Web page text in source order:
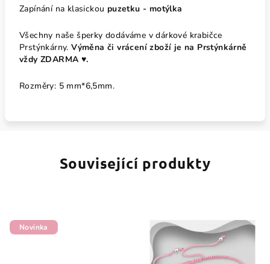
Zapínání na klasickou puzetku - motýlka
Všechny naše šperky dodáváme v dárkové krabičce
Prstýnkárny.Výměna či vrácení zboží je na Prstýnkárně
vždy ZDARMA ♥️.
Rozměry: 5 mm*6,5mm.
Související produkty
Novinka